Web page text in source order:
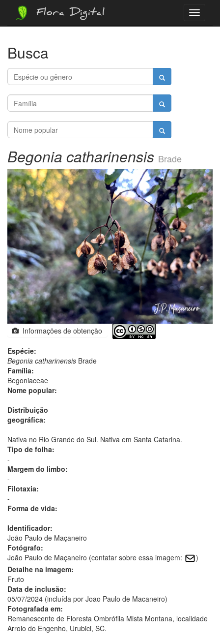
Menu
Flora Digital
Busca
Begonia catharinensis Brade
Informações de obtenção
Espécie:
Begonia catharinensis Brade
Família:
Begoniaceae
Nome popular:
Distribuição
geográfica:
Nativa no Rio Grande do Sul. Nativa em Santa Catarina.
Tipo de folha:
-
Margem do limbo:
-
Filotaxia:
-
Forma de vida:
Identificador:
João Paulo de Maçaneiro
Fotógrafo:
João Paulo de Maçaneiro (contatar sobre essa imagem:
)
Detalhe na imagem:
Fruto
Data de inclusão:
05/07/2024 (incluída por Joao Paulo de Macaneiro)
Fotografada em:
Remanescente de Floresta Ombrófila Mista Montana, localidade
Arroio do Engenho, Urubici, SC.